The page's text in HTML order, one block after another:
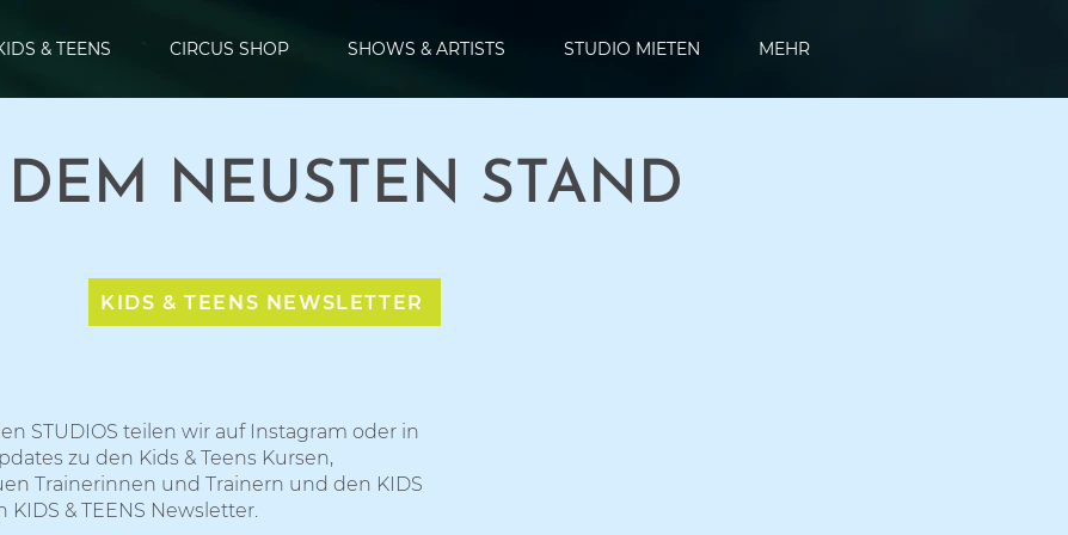
& TEENS CIRCUS SHOP SHOWS & ARTISTS STUDIO MIETEN MEHR
NEUSTEN STAND
KIDS & TEENS NEWSLETTER
STUDIOS teilen wir auf Instagram oder in
zu den Kids & Teens Kursen,
Trainerinnen und Trainern und den KIDS
& TEENS Newsletter.